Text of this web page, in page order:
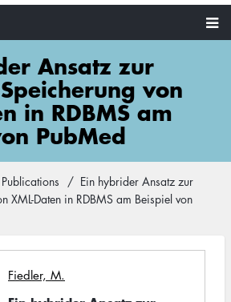
Ansatz zur
von
in RDBMS am
PubMed
Publications
Ein hybrider Ansatz zur
XML-Daten in RDBMS am Beispiel von
Fiedler, M.